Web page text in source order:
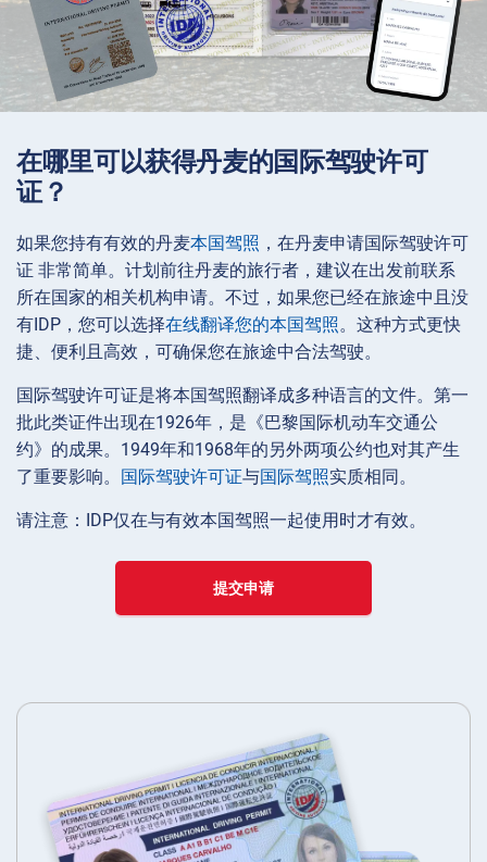
在哪里可以获得丹麦的国际驾驶许可
证？
如果您持有有效的丹麦本国驾照 ，在丹麦申请国际驾驶许可
证 非常简单。计划前往丹麦的旅行者，建议在出发前联系
所在国家的相关机构申请。不过，如果您已经在旅途中且没
有IDP，您可以选择在线翻译您的本国驾照。这种方式更快
捷、便利且高效，可确保您在旅途中合法驾驶。
国际驾驶许可证是将本国驾照翻译成多种语言的文件。第一
批此类证件出现在1926年，是《巴黎国际机动车交通公
约》的成果。1949年和1968年的另外两项公约也对其产生
了重要影响。
国际驾驶许可证与国际驾照实质相同。
请注意：IDP仅在与有效本国驾照一起使用时才有效。
提交申请